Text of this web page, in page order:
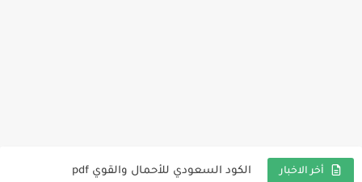
أخر الاخبار